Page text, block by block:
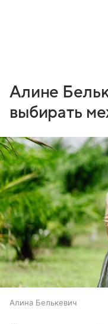
Алине
выбирать
Алина Белькевич